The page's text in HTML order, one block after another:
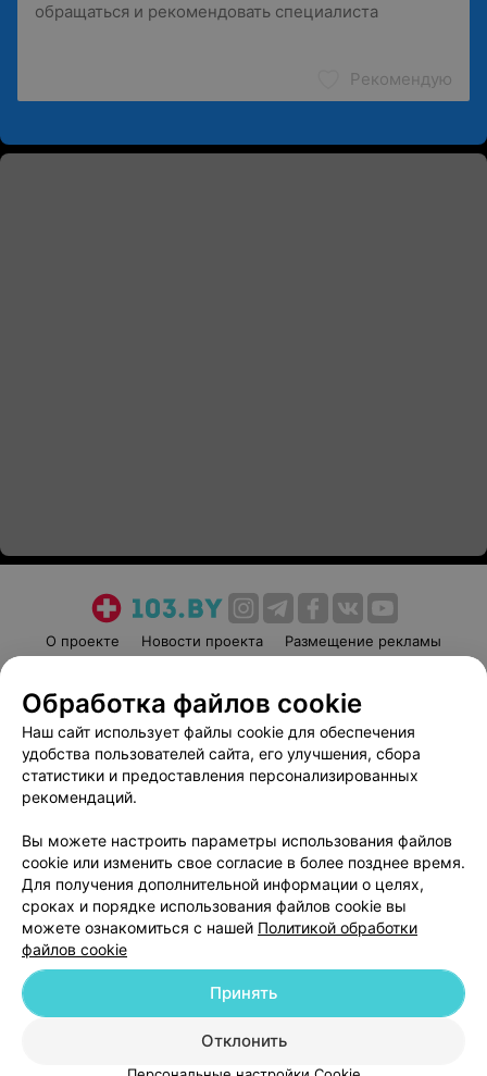
Рекомендую
О проекте Новости проекта
Размещение рекламы
Пользовательское соглашение
Способы оплаты
Вакансии
Партнеры
Написать руководителю 103.by
Обработка персональных данных
© 2026 ООО «Артокс Лаб», УНП 191700409
| 220012, Республика Беларусь,
Служба поддержки +375 291212755
Обработка файлов cookie
Наш сайт использует файлы cookie для обеспечения
удобства пользователей сайта, его улучшения, сбора
статистики и предоставления персонализированных
рекомендаций.
Вы можете настроить параметры использования файлов
cookie или изменить свое согласие в более позднее время.
Для получения дополнительной информации о целях,
сроках и порядке использования файлов cookie вы
можете ознакомиться с нашей Политикой обработки
файлов cookie
Отклонить
Принять